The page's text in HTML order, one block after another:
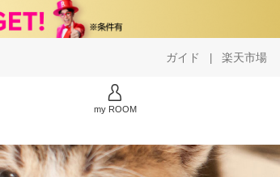
ガイド | 楽天市場
my ROOM